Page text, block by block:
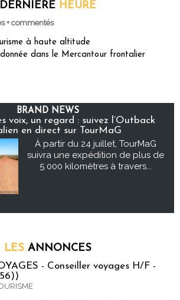
DERNIÈRE HEURE
+ commentés
à haute altitude
dans le Mercantour frontalier
BRAND NEWS
voix, un regard : suivez l’Outback
en direct sur TourMaG
À partir du 24 juillet, TourMaG
suivra une expédition de plus de
5 000 kilomètres à travers...
LES ANNONCES
- Conseiller voyages H/F -